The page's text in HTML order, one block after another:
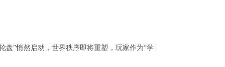
盘”悄然启动，世界秩序即将重塑，玩家作为“学